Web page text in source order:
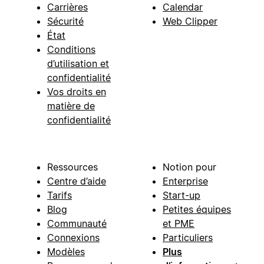
Carrières
Sécurité
État
Conditions
d’utilisation et
confidentialité
Vos droits en
matière de
confidentialité
Calendar
Web Clipper
Ressources
Centre d’aide
Tarifs
Blog
Communauté
Connexions
Modèles
Notion pour
Enterprise
Start-up
Petites équipes
et PME
Particuliers
Plus